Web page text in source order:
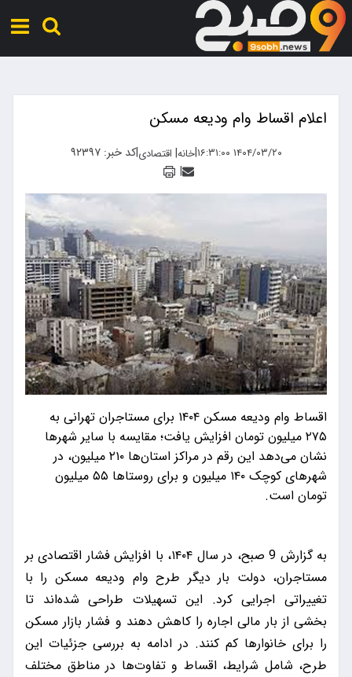
اعلام اقساط وام ودیعه مسکن
۱۴۰۴/۰۳/۲۰ ۱۶:۳۱:۰۰ |خانه| اقتصادی|کد خبر: ۹۲۳۹۷
|
اقساط وام ودیعه مسکن ۱۴۰۴ برای مستاجران تهرانی به
۲۷۵ میلیون تومان افزایش یافت؛ مقایسه با سایر شهرها
نشان می‌دهد این رقم در مراکز استان‌ها ۲۱۰ میلیون، در
شهرهای کوچک ۱۴۰ میلیون و برای روستاها ۵۵ میلیون
تومان است.
به گزارش 9 صبح، در سال ۱۴۰۴، با افزایش فشار اقتصادی بر
مستاجران، دولت بار دیگر طرح وام ودیعه مسکن را با
تغییراتی اجرایی کرد. این تسهیلات طراحی شده‌اند تا
بخشی از بار مالی اجاره را کاهش دهند و فشار بازار مسکن
را برای خانوارها کم کنند. در ادامه به بررسی جزئیات این
طرح، شامل شرایط، اقساط و تفاوت‌ها در مناطق مختلف